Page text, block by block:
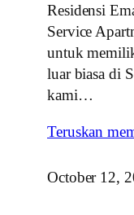
Residensi
Service
untuk
luar biasa di
kami…
Teruskan
October 12,